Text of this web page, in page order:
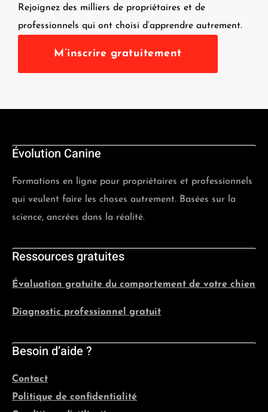
Rejoignez des milliers de propriétaires et de
professionnels qui ont choisi d’apprendre autrement.
M’inscrire gratuitement
Évolution Canine
Formations en ligne pour propriétaires et professionnels
qui veulent faire les choses autrement. Basées sur la
science, ancrées dans la réalité.
Ressources gratuites
Évaluation gratuite du comportement de votre chien
Diagnostic professionnel gratuit
Besoin d’aide ?
Contact
Politique de confidentialité